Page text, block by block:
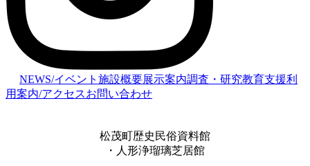
NEWS/イベント 施設概要展示案内調査・研究教育支援利
用案内/アクセスお問い合わせ
松茂町歴史民俗資料館
・人形浄瑠璃芝居館